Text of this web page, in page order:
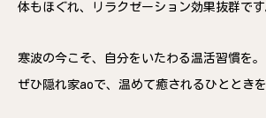
体もほぐれ、リラクゼーション効果抜群です
寒波の今こそ、自分をいたわる温活習慣を。
ぜひ隠れ家aoで、温めて癒されるひととき